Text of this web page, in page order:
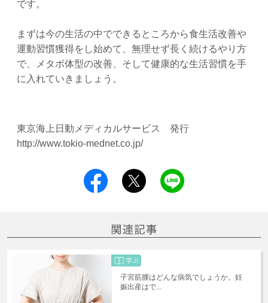
です。
まずは今の生活の中でできるところから食生活改善や
運動習慣獲得をし始めて、無理せず長く続けるやり方
で、メタボ体型の改善、そして健康的な生活習慣を手
に入れていきましょう。
東京海上日動メディカルサービス 発行
http://www.tokio-mednet.co.jp/
子宮筋腫はどんな病気でしょうか。妊
娠出産はで...